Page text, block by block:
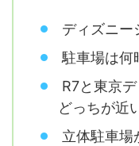
ディズニー
駐車場は何
R7と東京
どっちが近
立体駐車場